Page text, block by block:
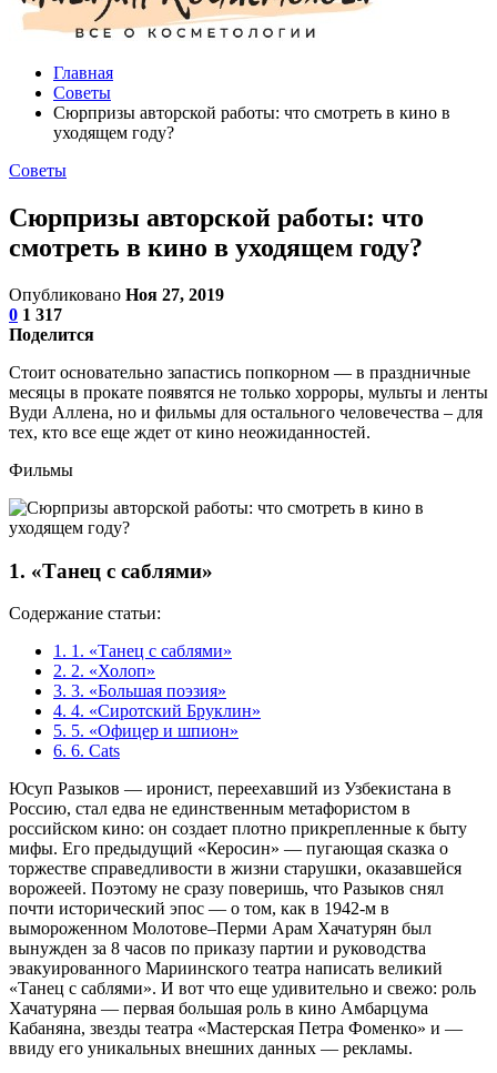
Главная
Советы
Сюрпризы авторской работы: что смотреть в кино в
уходящем году?
Советы
Сюрпризы авторской работы: что
смотреть в кино в уходящем году?
Опубликовано Ноя 27, 2019
0 1 317
Поделится
Стоит основательно запастись попкорном — в праздничные
месяцы в прокате появятся не только хорроры, мульты и ленты
Вуди Аллена, но и фильмы для остального человечества – для
тех, кто все еще ждет от кино неожиданностей.
Фильмы
1. «Танец с саблями»
Содержание статьи:
1. 1. «Танец с саблями»
2. 2. «Холоп»
3. 3. «Большая поэзия»
4. 4. «Сиротский Бруклин»
5. 5. «Офицер и шпион»
6. 6. Cats
Юсуп Разыков — иронист, переехавший из Узбекистана в
Россию, стал едва не единственным метафористом в
российском кино: он создает плотно прикрепленные к быту
мифы. Его предыдущий «Керосин» — пугающая сказка о
торжестве справедливости в жизни старушки, оказавшейся
ворожеей. Поэтому не сразу поверишь, что Разыков снял
почти исторический эпос — о том, как в 1942-м в
вымороженном Молотове–Перми Арам Хачатурян был
вынужден за 8 часов по приказу партии и руководства
эвакуированного Мариинского театра написать великий
«Танец с саблями». И вот что еще удивительно и свежо: роль
Хачатуряна — первая большая роль в кино Амбарцума
Кабаняна, звезды театра «Мастерская Петра Фоменко» и —
ввиду его уникальных внешних данных — рекламы.